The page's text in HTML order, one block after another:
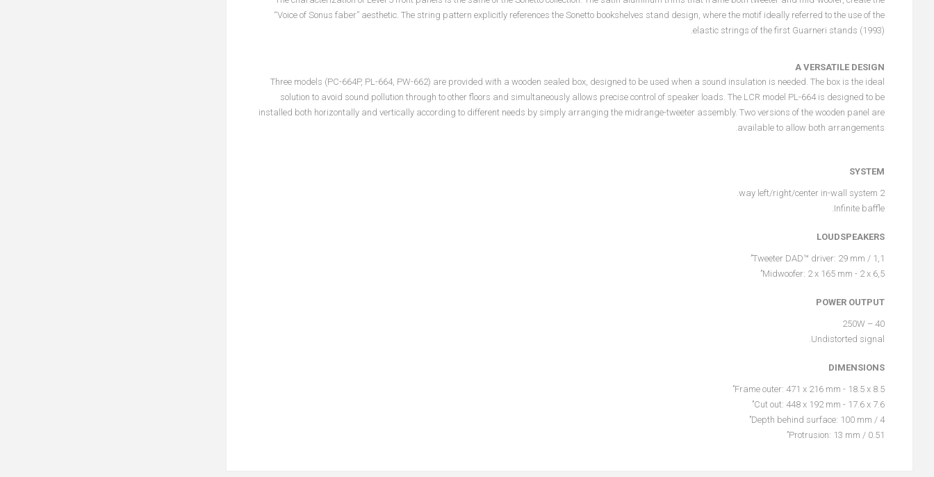
“Voice of Sonus faber” aesthetic. The string pattern explicitly references the Sonetto bookshelves stand design, where the motif ideally referred to the use of the
elastic strings of the first Guarneri stands (1993).
A VERSATILE DESIGN
Three models (PC-664P, PL-664, PW-662) are provided with a wooden sealed box, designed to be used when a sound insulation is needed. The box is the ideal
solution to avoid sound pollution through to other floors and simultaneously allows precise control of speaker loads. The LCR model PL-664 is designed to be
installed both horizontally and vertically according to different needs by simply arranging the midrange-tweeter assembly. Two versions of the wooden panel are
available to allow both arrangements.
SYSTEM
2 way left/right/center in-wall system.
Infinite baffle.
LOUDSPEAKERS
Tweeter DAD™ driver: 29 mm / 1,1’’
Midwoofer: 2 x 165 mm - 2 x 6,5’’
POWER OUTPUT
40 – 250W
Undistorted signal.
DIMENSIONS
Frame outer: 471 x 216 mm - 18.5 x 8.5’’
Cut out: 448 x 192 mm - 17.6 x 7.6’’
Depth behind surface: 100 mm / 4’’
Protrusion: 13 mm / 0.51’’